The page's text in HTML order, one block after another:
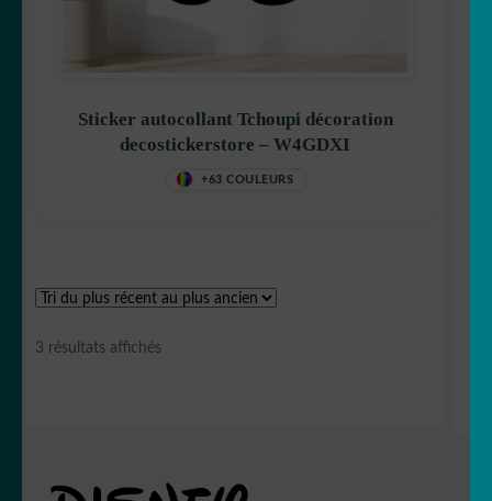
Gaston Lagaffe
Sticker autocollant Tchoupi décoration
decostickerstore – W4GDXI
+63 COULEURS
3 résultats affichés
ancien